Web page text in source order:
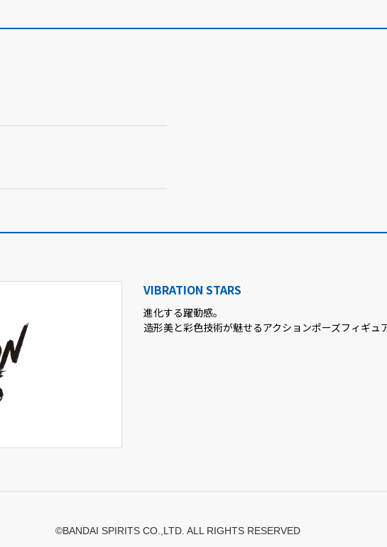
VIBRATION STARS
進化する躍動感。
造形美と彩色技術が魅せるアクションポーズフィギュア
©BANDAI SPIRITS CO.,LTD. ALL RIGHTS RESERVED